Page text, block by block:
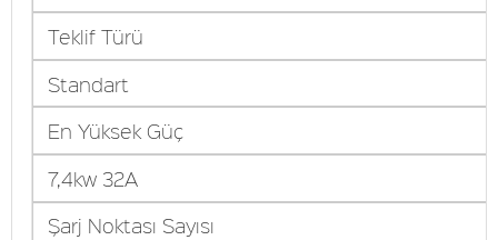
Teklif Türü
Standart
En Yüksek Güç
7,4kw 32A
Şarj Noktası Sayısı